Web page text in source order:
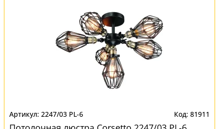
2247/03 PL-6 81911